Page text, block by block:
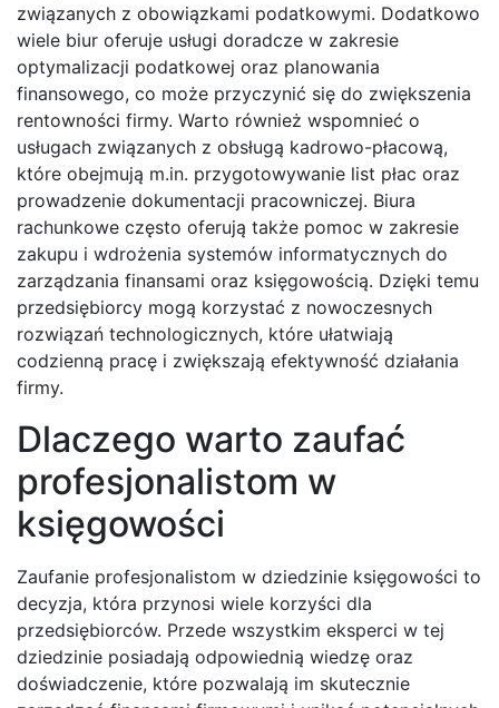
związanych z obowiązkami podatkowymi. Dodatkowo
wiele biur oferuje usługi doradcze w zakresie
optymalizacji podatkowej oraz planowania
finansowego, co może przyczynić się do zwiększenia
rentowności firmy. Warto również wspomnieć o
usługach związanych z obsługą kadrowo-płacową,
które obejmują m.in. przygotowywanie list płac oraz
prowadzenie dokumentacji pracowniczej. Biura
rachunkowe często oferują także pomoc w zakresie
zakupu i wdrożenia systemów informatycznych do
zarządzania finansami oraz księgowością. Dzięki temu
przedsiębiorcy mogą korzystać z nowoczesnych
rozwiązań technologicznych, które ułatwiają
codzienną pracę i zwiększają efektywność działania
firmy.
Dlaczego warto zaufać
profesjonalistom w
księgowości
Zaufanie profesjonalistom w dziedzinie księgowości to
decyzja, która przynosi wiele korzyści dla
przedsiębiorców. Przede wszystkim eksperci w tej
dziedzinie posiadają odpowiednią wiedzę oraz
doświadczenie, które pozwalają im skutecznie